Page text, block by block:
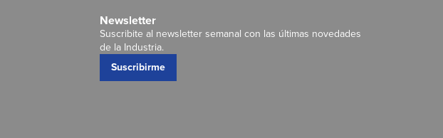
Newsletter
Suscribite al newsletter semanal con las últimas novedades
de la Industria.
Suscribirme